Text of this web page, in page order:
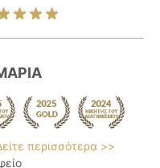
περισσότερα >>